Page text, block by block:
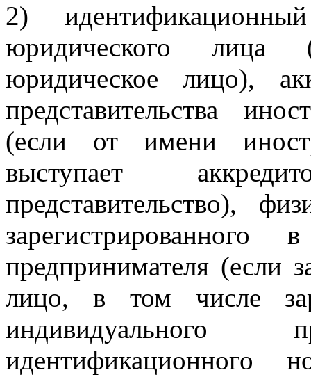
2)
юридического лица
юридическое лицо),
представительства
(если от имени
выступает
представительство),
зарегистрированного
предпринимателя (если
лицо, в том числе
индивидуального
идентификационного